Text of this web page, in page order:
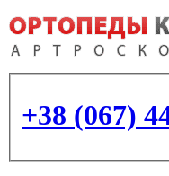
+38 (067)